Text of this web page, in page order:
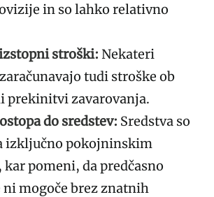
in so lahko relativno
stroški: Nekateri
tudi stroške ob
prekinitvi zavarovanja.
do sredstev: Sredstva so
izključno pokojninskim
pomeni, da predčasno
mogoče brez znatnih